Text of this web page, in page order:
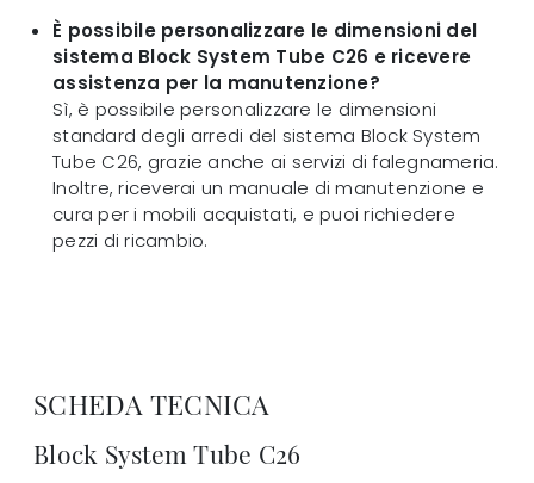
È possibile personalizzare le dimensioni del
sistema Block System Tube C26 e ricevere
assistenza per la manutenzione?
Sì, è possibile personalizzare le dimensioni
standard degli arredi del sistema Block System
Tube C26, grazie anche ai servizi di falegnameria.
Inoltre, riceverai un manuale di manutenzione e
cura per i mobili acquistati, e puoi richiedere
pezzi di ricambio.
SCHEDA TECNICA
Block System Tube C26